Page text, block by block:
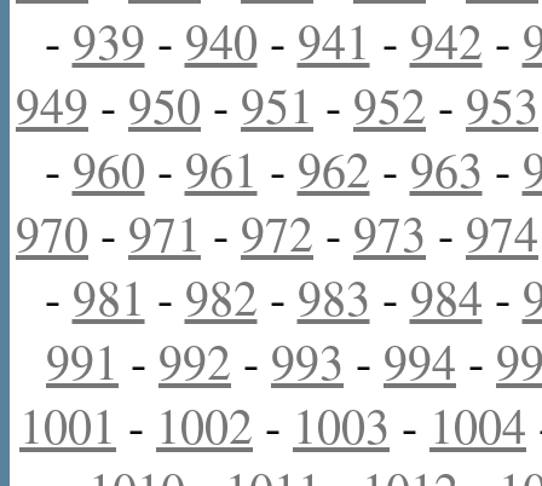
- 939 - 940 - 941 - 942 -
949 - 950 - 951 - 952 - 953
- 960 - 961 - 962 - 963 -
970 - 971 - 972 - 973 - 974
- 981 - 982 - 983 - 984 -
991 - 992 - 993 - 994 -
1001 - 1002 - 1003 - 1004